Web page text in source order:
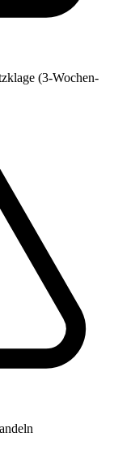
(3-Wochen-